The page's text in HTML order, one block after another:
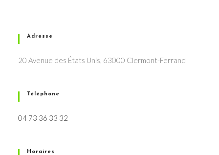
Adresse
20 Avenue des États Unis, 63000 Clermont-Ferrand
Téléphone
04 73 36 33 32
Horaires